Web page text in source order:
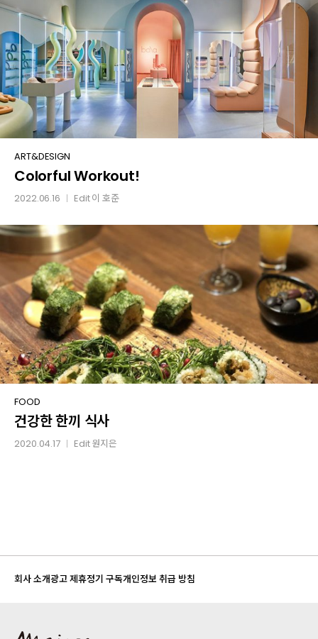
Colorful
Workout!
ART&DESIGN
Colorful Workout!
2022.06.16 Edit이 호준
건강한
한끼
식사
FOOD
건강한 한끼 식사
2020.04.17 Edit원지은
회사 소개광고 제휴정기 구독개인정보 취급 방침